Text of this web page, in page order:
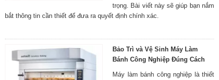
trọng. Bài viết này sẽ giúp bạn nắm
bắt thông tin cần thiết để đưa ra quyết định chính xác.
Bảo Trì và Vệ Sinh Máy Làm
Bánh Công Nghiệp Đúng Cách
Máy làm bánh công nghiệp là thiết